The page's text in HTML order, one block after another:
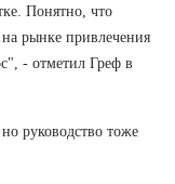
Понятно, что
рынке привлечения
- отметил Греф в
руководство тоже